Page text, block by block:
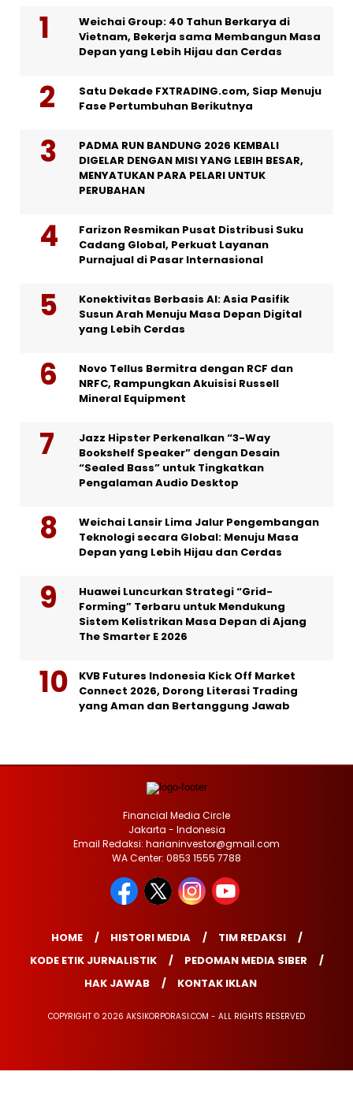
Weichai Group: 40 Tahun Berkarya di
Vietnam, Bekerja sama Membangun Masa
Depan yang Lebih Hijau dan Cerdas
Satu Dekade FXTRADING.com, Siap Menuju
Fase Pertumbuhan Berikutnya
PADMA RUN BANDUNG 2026 KEMBALI
DIGELAR DENGAN MISI YANG LEBIH BESAR,
MENYATUKAN PARA PELARI UNTUK
PERUBAHAN
Farizon Resmikan Pusat Distribusi Suku
Cadang Global, Perkuat Layanan
Purnajual di Pasar Internasional
Konektivitas Berbasis AI: Asia Pasifik
Susun Arah Menuju Masa Depan Digital
yang Lebih Cerdas
Novo Tellus Bermitra dengan RCF dan
NRFC, Rampungkan Akuisisi Russell
Mineral Equipment
Jazz Hipster Perkenalkan “3-Way
Bookshelf Speaker” dengan Desain
“Sealed Bass” untuk Tingkatkan
Pengalaman Audio Desktop
Weichai Lansir Lima Jalur Pengembangan
Teknologi secara Global: Menuju Masa
Depan yang Lebih Hijau dan Cerdas
Huawei Luncurkan Strategi “Grid-
Forming” Terbaru untuk Mendukung
Sistem Kelistrikan Masa Depan di Ajang
The Smarter E 2026
KVB Futures Indonesia Kick Off Market
Connect 2026, Dorong Literasi Trading
yang Aman dan Bertanggung Jawab
Financial Media Circle
Jakarta - Indonesia
Email Redaksi: harianinvestor@gmail.com
WA Center: 0853 1555 7788
HOME HISTORI MEDIA
TIM REDAKSI
KODE ETIK JURNALISTIK
PEDOMAN MEDIA SIBER
HAK JAWAB
KONTAK IKLAN
COPYRIGHT © 2026 AKSIKORPORASI.COM - ALL RIGHTS RESERVED